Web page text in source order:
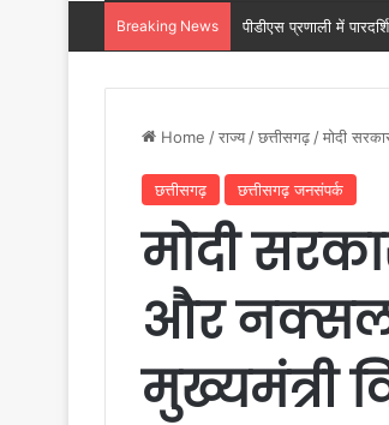
Breaking News उप मुख्यमंत्री अरुण साव ने
Home /राज्य /छत्तीसगढ़ /मोदी
छत्तीसगढ़ छत्तीसगढ़ जनसंपर्क
मोदी
और
मुख्यमंत्री